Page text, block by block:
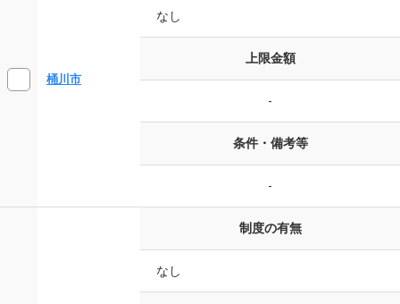
桶川市
なし
上限金額
-
条件・備考等
-
制度の有無
なし